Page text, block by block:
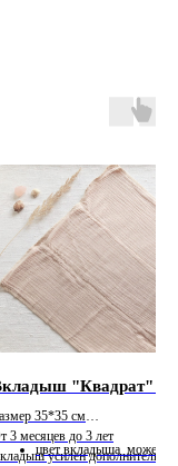
"Квадрат"
35*35 см
3 месяцев до 3 лет
усилен
цвет вкладыша может